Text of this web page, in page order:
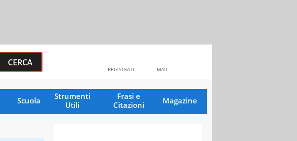
MAIL
REGISTRATI
Scuola
Strumenti
Utili
Frasi e
Citazioni
Magazine